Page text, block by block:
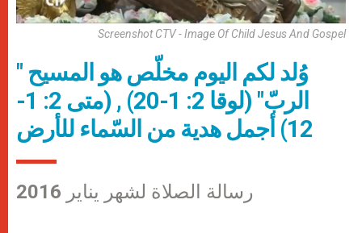
Screenshot CTV - Image Of Child Jesus And Gospel
" وُلد لكم اليوم مخلّص هو المسيح
الربّ" (لوقا 2: 1-20) , (متى 2: 1-
12) أجمل هدية من السّماء للأرض
رسالة الصلاة لشهر يناير 2016